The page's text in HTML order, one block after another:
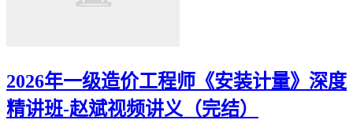
2026年一级造价工程师《安装计量》深度
精讲班-赵斌视频讲义（完结）